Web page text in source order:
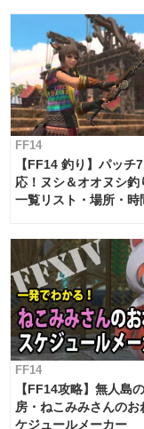
FF14
【FF14 釣り】パッチ
応！ヌシ＆オオヌシ釣
一覧リスト・場所・時
FF14
【FF14攻略】無人島
房・ねこみみさんのお
ケジュールメーカー